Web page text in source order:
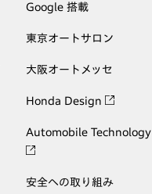
Google 搭載
東京オートサロン
大阪オートメッセ
Honda Design
Automobile Technology
安全への取り組み